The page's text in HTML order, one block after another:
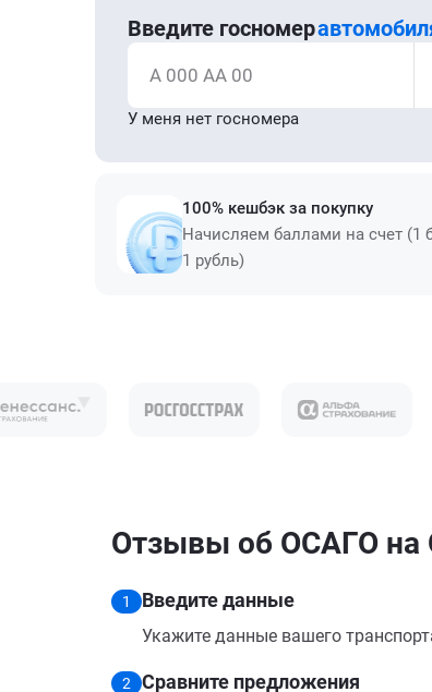
Введите госномер
А 000 АА 00
У меня нет госномера
100% кешбэк за покупку
Начисляем баллами на счет (1
1 рубль)
Отзывы об ОСАГО на
1 Введите данные
Укажите данные вашего
2 Сравните предложения